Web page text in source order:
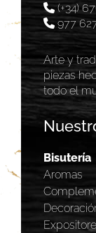
(+34)
977
Arte y
piezas
todo el
Bisutería
Aromas